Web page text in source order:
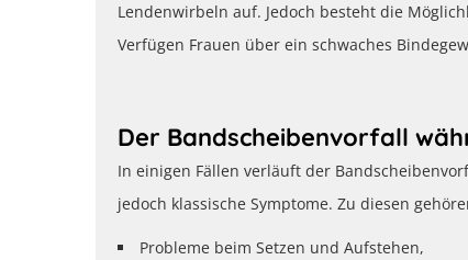
Lendenwirbeln auf. Jedoch besteht die
Verfügen Frauen über ein schwaches
Der Bandscheibenvorfall
In einigen Fällen verläuft der
jedoch klassische Symptome. Zu diesen
Probleme beim Setzen und Aufstehen,